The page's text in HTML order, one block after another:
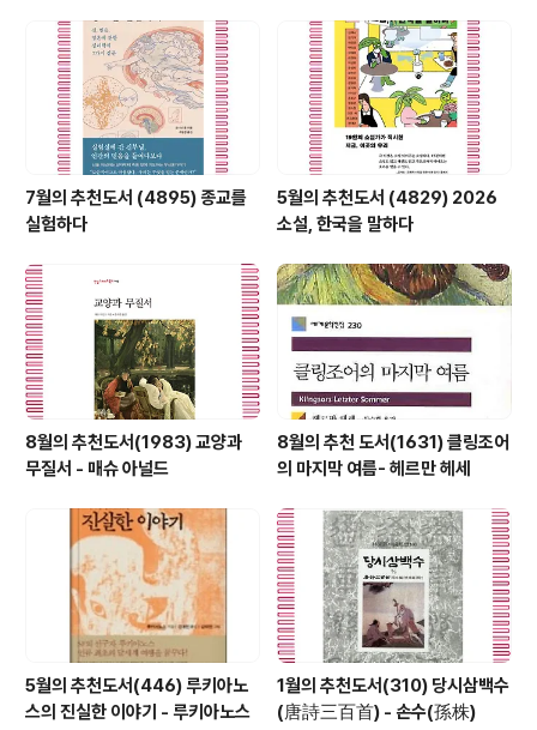
7월의 추천도서 (4895) 종교를
실험하다
5월의 추천도서 (4829) 2026
소설, 한국을 말하다
8월의 추천도서(1983) 교양과
무질서 - 매슈 아널드
8월의 추천 도서(1631) 클링조어
의 마지막 여름- 헤르만 헤세
5월의 추천도서(446) 루키아노
스의 진실한 이야기 - 루키아노스
1월의 추천도서(310) 당시삼백수
(唐詩三百首) - 손수(孫株)